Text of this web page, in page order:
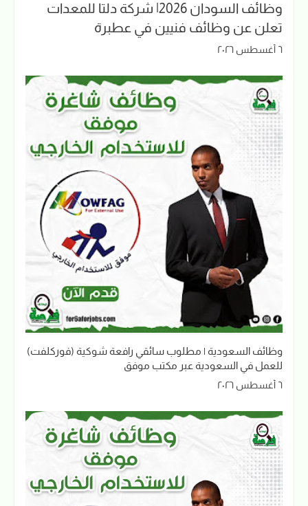
وظائف السودان 2026| شركة دلتا للمعدات
تعلن عن وظائف فنيين في عطبرة
٦ أغسطس ٢٠٢٦
وظائف السعودية | مطلوب سائقي رافعة شوكية (فوركلفت)
للعمل في السعودية عبر مكتب موفق
٦ أغسطس ٢٠٢٦